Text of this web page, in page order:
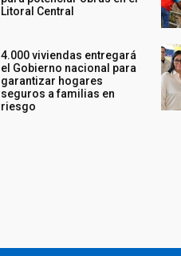
Litoral Central
4.000 viviendas entregará
el Gobierno nacional para
garantizar hogares
seguros a familias en
riesgo